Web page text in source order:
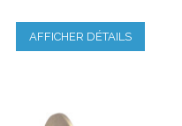
AFFICHER DÉTAILS